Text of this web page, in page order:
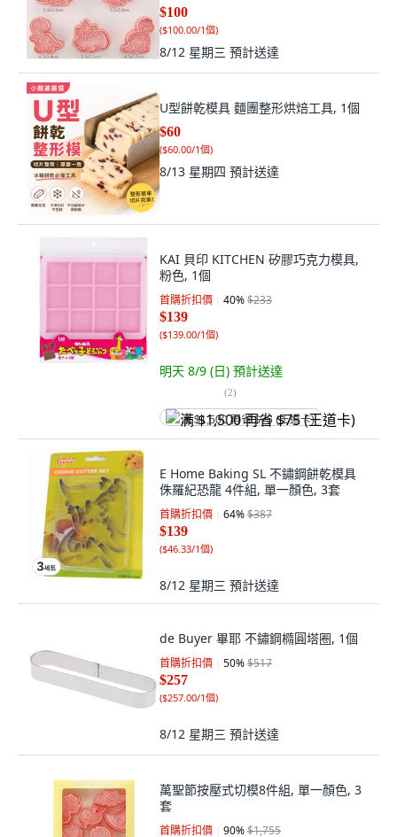
$100
($100.00/1個)
8/12 星期三 預計送達
U型餅乾模具 麵團整形烘焙工具, 1個
$60
($60.00/1個)
8/13 星期四 預計送達
KAI 貝印 KITCHEN 矽膠巧克力模具,
粉色, 1個
首購折扣價 40%$233
$139
($139.00/1個)
明天 8/9 (日) 預計送達
(2)
满 $1,500 再省 $75 (王道卡)
E Home Baking SL 不鏽鋼餅乾模具
侏羅紀恐龍 4件組, 單一顏色, 3套
首購折扣價 64%$387
$139
($46.33/1個)
8/12 星期三 預計送達
de Buyer 畢耶 不鏽鋼橢圓塔圈, 1個
首購折扣價 50%$517
$257
($257.00/1個)
8/12 星期三 預計送達
萬聖節按壓式切模8件組, 單一顏色, 3
套
首購折扣價 90%$1,755